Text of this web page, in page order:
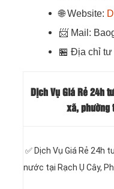
🌐Website:
📨 Mail:
🏪 Địa chỉ tư
Dịch Vụ Giá Rẻ 24h
xã, phường
✅ Dịch Vụ Giá Rẻ 24h
nước tại Rạch Ụ Cây,